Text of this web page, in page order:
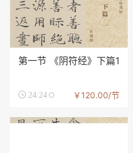
第一节 《阴符经》下篇1
 24:24 ￥120.00/节